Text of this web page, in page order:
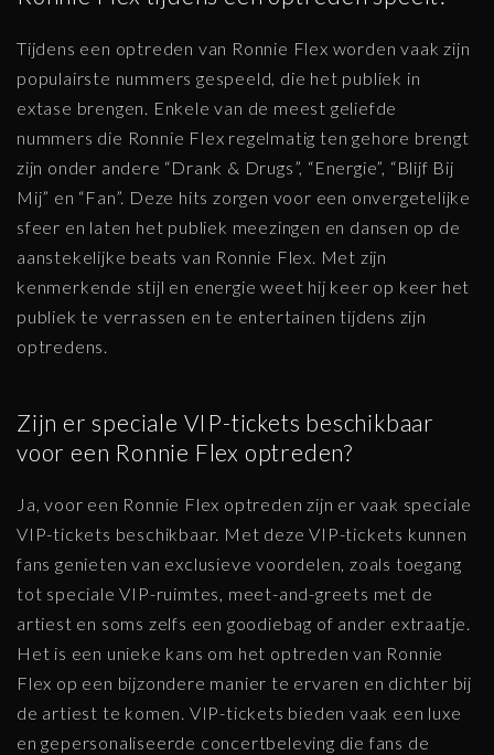
Tijdens een optreden van Ronnie Flex worden vaak zijn
populairste nummers gespeeld, die het publiek in
extase brengen. Enkele van de meest geliefde
nummers die Ronnie Flex regelmatig ten gehore brengt
zijn onder andere “Drank & Drugs”, “Energie”, “Blijf Bij
Mij” en “Fan”. Deze hits zorgen voor een onvergetelijke
sfeer en laten het publiek meezingen en dansen op de
aanstekelijke beats van Ronnie Flex. Met zijn
kenmerkende stijl en energie weet hij keer op keer het
publiek te verrassen en te entertainen tijdens zijn
optredens.
Zijn er speciale VIP-tickets beschikbaar
voor een Ronnie Flex optreden?
Ja, voor een Ronnie Flex optreden zijn er vaak speciale
VIP-tickets beschikbaar. Met deze VIP-tickets kunnen
fans genieten van exclusieve voordelen, zoals toegang
tot speciale VIP-ruimtes, meet-and-greets met de
artiest en soms zelfs een goodiebag of ander extraatje.
Het is een unieke kans om het optreden van Ronnie
Flex op een bijzondere manier te ervaren en dichter bij
de artiest te komen. VIP-tickets bieden vaak een luxe
en gepersonaliseerde concertbeleving die fans de